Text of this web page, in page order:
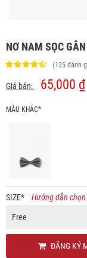
NƠ NAM SỌC
(125 đánh
Giá bán: 65,000 ₫
MÀU KHÁC*
SIZE* Hướng dẫn chọn
Free
ĐĂNG KÝ